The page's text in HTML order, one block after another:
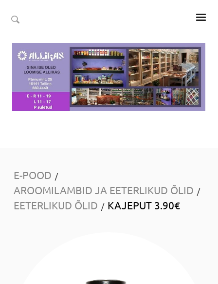
E-POOD /
AROOMILAMBID JA EETERLIKUD ÕLID /
EETERLIKUD ÕLID / KAJEPUT 3.90€